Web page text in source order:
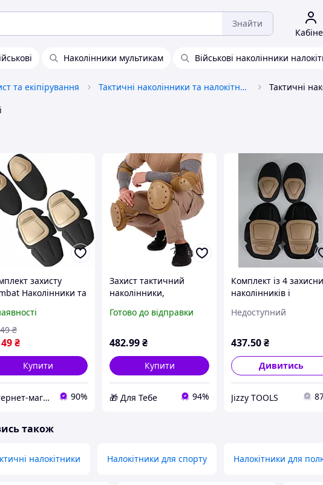
Знайти
Наколінники мультикам Військові наколінники
та екіпірування Тактичні наколінники та налокітники Тактичні
захисту
Наколінники та
однорозмірні
₴
₴
Купити
Інтернет-магазин ALL CLOTHES 90%
Захист тактичний
наколінники,
TY-5704 Хакі D5-2026
Готово до відправки
482.99₴
Купити
🎁 Для Тебе 94%
Комплект із 4
наколінників і
спорту та тактики
Недоступний
437.50₴
Дивитись
Jizzy TOOLS
також
налокітники Налокітники для спорту Налокітники для